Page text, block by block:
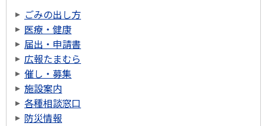
ごみの出し方
医療・健康
届出・申請書
広報たまむら
催し・募集
施設案内
各種相談窓口
防災情報